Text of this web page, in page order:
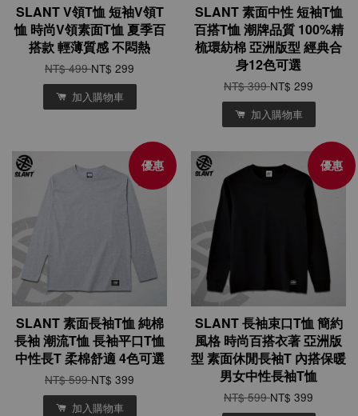
SLANT V領T恤 短袖V領T
恤 時尚V領素面T恤 夏季百
搭款 輕薄質感 不悶熱
NT$ 499NT$ 299
加入購物車
SLANT 素面中性 短袖T恤
百搭T恤 潮牌品質 100%精
梳環紡棉 亞洲版型 經典合
身12色可選
NT$ 399NT$ 299
加入購物車
優惠
SLANT 素面長袖T恤 純棉
長袖 潮流T恤 長袖平口T恤
中性長T 柔棉舒適 4色可選
NT$ 599NT$ 399
加入購物車
優惠
SLANT 長袖束口T恤 簡約
風格 時尚百搭衣著 亞洲版
型 素面休閒長袖T 內搭保暖
男女中性長袖T恤
NT$ 599NT$ 399